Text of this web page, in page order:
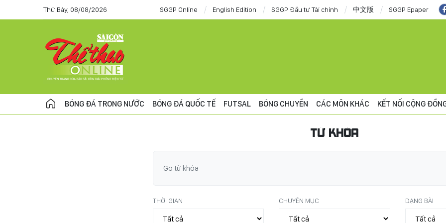
Thứ Bảy, 08/08/2026 SGGP Online English Edition SGGP Đầu tư Tài chính 中文版 SGGP Epaper
BÓNG ĐÁ TRONG NƯỚC BÓNG ĐÁ QUỐC TẾ FUTSAL BÓNG CHUYỀN CÁC MÔN KHÁC KẾT NỐI CỘNG
TỪ KHÓA
THỜI GIAN CHUYÊN MỤC DẠNG BÀI